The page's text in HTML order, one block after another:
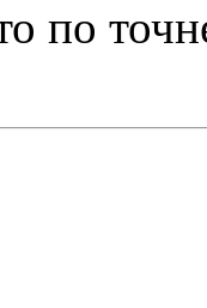
по